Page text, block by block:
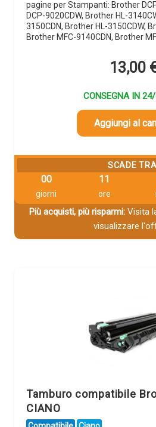
pagine per Stampanti: Brother
DCP-9020CDW, Brother HL-
3150CDN, Brother HL-3150CDW,
Brother MFC-9140CDN, Brother
13,00
CONSEGNA IN
Aggiungi al
SCADE
00
giorni
11
ore
Più acquisti, più risparmi:Visita
visualizzare
Tamburo compatibile
CIANO